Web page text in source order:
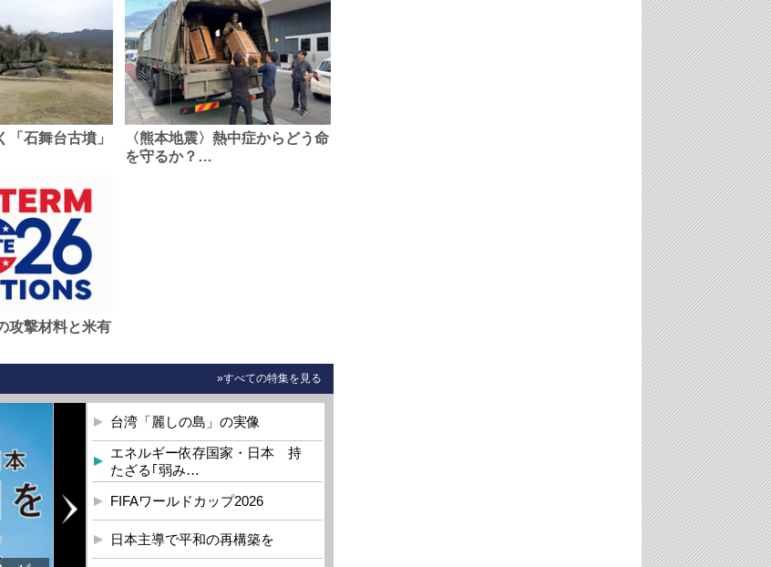
「石舞台古墳」
〈熊本地震〉熱中症からどう命
を守るか？…
攻撃材料と米有
»すべての特集を見る
台湾「麗しの島」の実像
エネルギー依存国家・日本 持
たざる｢弱み…
FIFAワールドカップ2026
日本主導で平和の再構築を